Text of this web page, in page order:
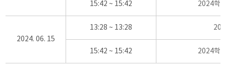
15:42 ~ 15:42 2024학
2024. 06. 15
13:28 ~ 13:28
15:42 ~ 15:42 2024학